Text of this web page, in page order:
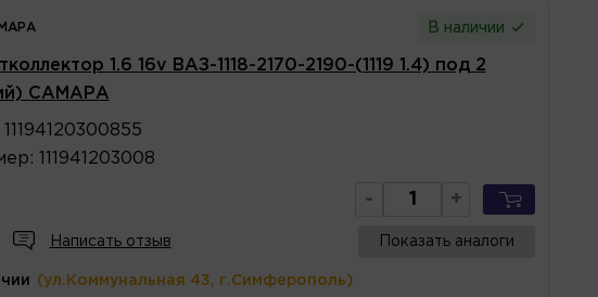
В наличии
1.6 16v ВАЗ-1118-2170-2190-(1119 1.4) под 2
САМАРА
11194120300855
: 111941203008
- +
Написать отзыв Показать аналоги
(ул.Коммунальная 43, г.Симферополь)